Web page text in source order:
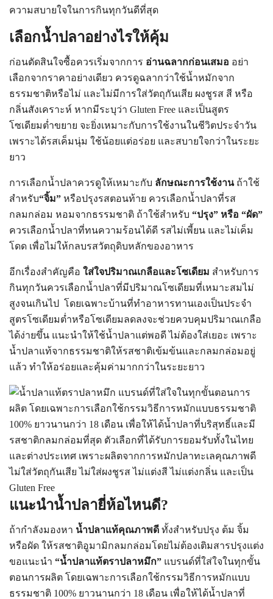
ความสบายใจในการกินทุกวันดีที่สุด
เลือกน้ำปลาอย่างไรให้คุ้ม
ก่อนตัดสินใจซื้อควรเริ่มจากการ อ่านฉลากก่อนเสมอ อย่า
เลือกจากราคาอย่างเดียว ควรดูฉลากว่าใช้น้ำหมักจาก
ธรรมชาติหรือไม่ และไม่มีการใส่วัตถุกันเสีย ผงชูรส สี หรือ
กลิ่นสังเคราะห์ หากมีระบุว่า Gluten Free และเป็นสูตร
โซเดียมต่ำขยาย จะยิ่งเหมาะกับการใช้งานในชีวิตประจำวัน
เพราะได้รสเค็มนุ่ม ใช้น้อยแต่อร่อย และสบายใจกว่าในระยะ
ยาว
การเลือกน้ำปลาควรดูให้เหมาะกับ ลักษณะการใช้งาน ถ้าใช้
สำหรับ“จิ้ม” หรือปรุงรสตอนท้าย ควรเลือกน้ำปลาที่รส
กลมกล่อม หอมจากธรรมชาติ ถ้าใช้สำหรับ “ปรุง” หรือ “ผัด”
ควรเลือกน้ำปลาที่ทนความร้อนได้ดี รสไม่เพี้ยน และไม่เค็ม
โดด เพื่อไม่ให้กลบรสวัตถุดิบหลักของอาหาร
อีกเรื่องสำคัญคือ ใส่ใจปริมาณเกลือและโซเดียม สำหรับการ
กินทุกวันควรเลือกน้ำปลาที่มีปริมาณโซเดียมที่เหมาะสมไม่
สูงจนเกินไป โดยเฉพาะบ้านที่ทำอาหารทานเองเป็นประจำ
สูตรโซเดียมต่ำหรือโซเดียมลดลงจะช่วยควบคุมปริมาณเกลือ
ได้ง่ายขึ้น แนะนำให้ใช้น้ำปลาแต่พอดี ไม่ต้องใส่เยอะ เพราะ
น้ำปลาแท้จากธรรมชาติให้รสชาติเข้มข้นและกลมกล่อมอยู่
แล้ว ทำให้อร่อยและคุ้มค่ามากกว่าในระยะยาว
แนะนำน้ำปลายี่ห้อไหนดี?
ถ้ากำลังมองหา น้ำปลาแท้คุณภาพดี ทั้งสำหรับปรุง ต้ม จิ้ม
หรือผัด ให้รสชาติอูมามิกลมกล่อมโดยไม่ต้องเติมสารปรุงแต่ง
ขอแนะนำ “น้ำปลาแท้ตราปลาหมึก” แบรนด์ที่ใส่ใจในทุกขั้น
ตอนการผลิต โดยเฉพาะการเลือกใช้กรรมวิธีการหมักแบบ
ธรรมชาติ 100% ยาวนานกว่า 18 เดือน เพื่อให้ได้น้ำปลาที่